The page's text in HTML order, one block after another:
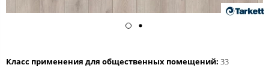
Класс применения для общественных помещений: 33